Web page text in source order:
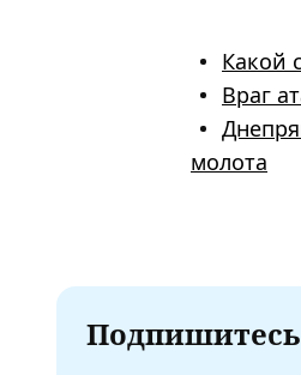
Какой
Враг
молота
Подпишитесь